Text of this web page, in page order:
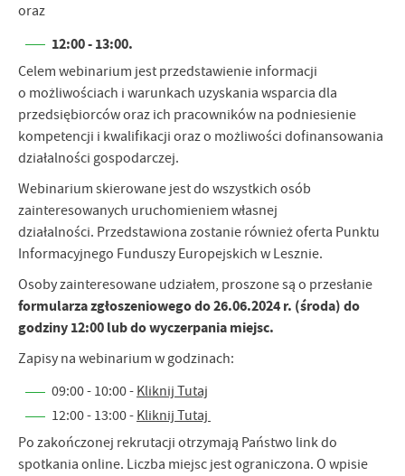
oraz
12:00 - 13:00.
Celem webinarium jest przedstawienie informacji
o możliwościach i warunkach uzyskania wsparcia dla
przedsiębiorców oraz ich pracowników na podniesienie
kompetencji i kwalifikacji oraz o możliwości dofinansowania
działalności gospodarczej.
Webinarium skierowane jest do wszystkich osób
zainteresowanych uruchomieniem własnej
działalności. Przedstawiona zostanie również oferta Punktu
Informacyjnego Funduszy Europejskich w Lesznie.
Osoby zainteresowane udziałem, proszone są o przesłanie
formularza zgłoszeniowego do 26.06.2024 r. (środa) do
godziny 12:00 lub do wyczerpania miejsc.
Zapisy na webinarium w godzinach:
09:00 - 10:00 - Kliknij Tutaj
12:00 - 13:00 - Kliknij Tutaj
Po zakończonej rekrutacji otrzymają Państwo link do
spotkania online. Liczba miejsc jest ograniczona. O wpisie